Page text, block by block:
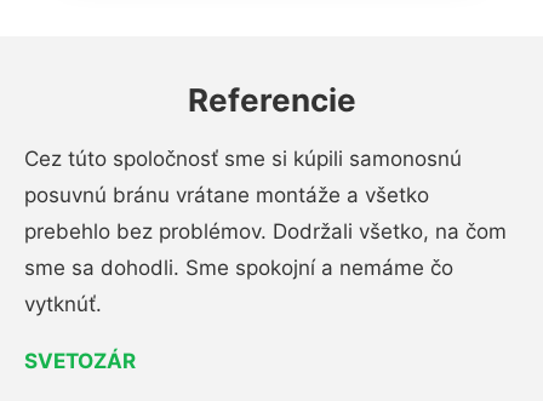
Referencie
Cez túto spoločnosť sme si kúpili samonosnú
posuvnú bránu vrátane montáže a všetko
prebehlo bez problémov. Dodržali všetko, na čom
sme sa dohodli. Sme spokojní a nemáme čo
vytknúť.
SVETOZÁR